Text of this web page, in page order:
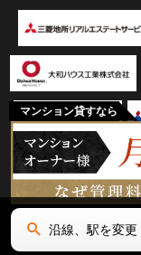
マンション貸すなら
Copyright(C) リミテ
沿線、駅を変更